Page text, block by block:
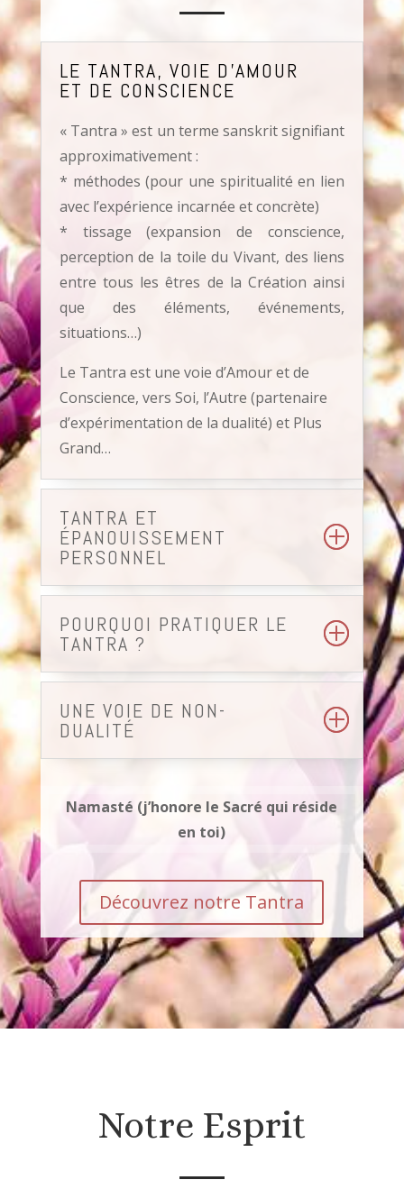
LE TANTRA, VOIE D’AMOUR
ET DE CONSCIENCE
« Tantra » est un terme sanskrit signifiant
approximativement :
* méthodes (pour une spiritualité en lien
avec l’expérience incarnée et concrète)
* tissage (expansion de conscience,
perception de la toile du Vivant, des liens
entre tous les êtres de la Création ainsi
que des éléments, événements,
situations…)
Le Tantra est une voie d’Amour et de
Conscience, vers Soi, l’Autre (partenaire
d’expérimentation de la dualité) et Plus
Grand…
TANTRA ET
ÉPANOUISSEMENT
PERSONNEL
POURQUOI PRATIQUER LE
TANTRA ?
UNE VOIE DE NON-
DUALITÉ
Namasté (j’honore le Sacré qui réside
en toi)
Découvrez notre Tantra
Notre Esprit